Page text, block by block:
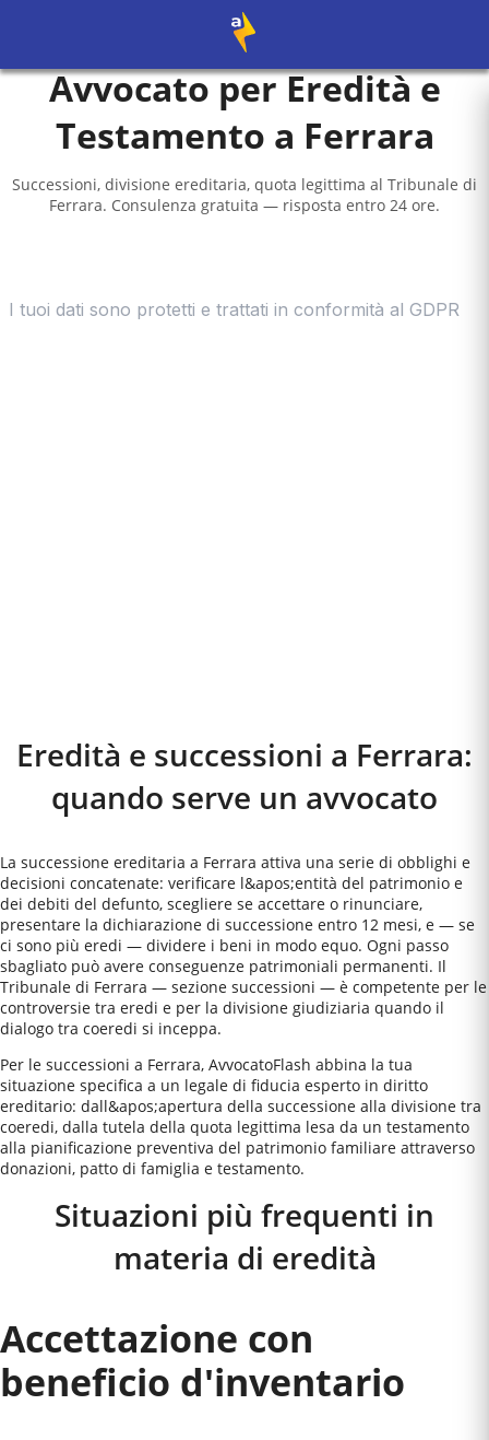
Avvocato per Eredità e
Testamento a Ferrara
Successioni, divisione ereditaria, quota legittima al Tribunale di
Ferrara. Consulenza gratuita — risposta entro 24 ore.
Eredità e successioni a Ferrara:
quando serve un avvocato
La successione ereditaria a Ferrara attiva una serie di obblighi e
decisioni concatenate: verificare l&apos;entità del patrimonio e
dei debiti del defunto, scegliere se accettare o rinunciare,
presentare la dichiarazione di successione entro 12 mesi, e — se
ci sono più eredi — dividere i beni in modo equo. Ogni passo
sbagliato può avere conseguenze patrimoniali permanenti. Il
Tribunale di Ferrara — sezione successioni — è competente per le
controversie tra eredi e per la divisione giudiziaria quando il
dialogo tra coeredi si inceppa.
Per le successioni a Ferrara, AvvocatoFlash abbina la tua
situazione specifica a un legale di fiducia esperto in diritto
ereditario: dall&apos;apertura della successione alla divisione tra
coeredi, dalla tutela della quota legittima lesa da un testamento
alla pianificazione preventiva del patrimonio familiare attraverso
donazioni, patto di famiglia e testamento.
Situazioni più frequenti in
materia di eredità
Accettazione con
beneficio d'inventario